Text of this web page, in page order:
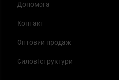
Допомога
Контакт
Оптовий продаж
Силові структури